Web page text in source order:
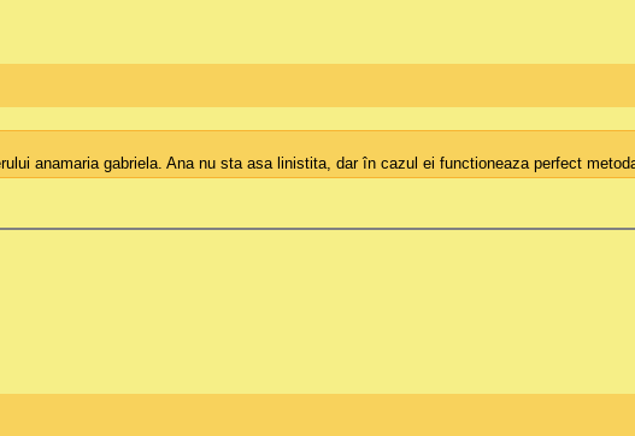
anamaria gabriela. Ana nu sta asa linistita, dar în cazul ei functioneaza perfect